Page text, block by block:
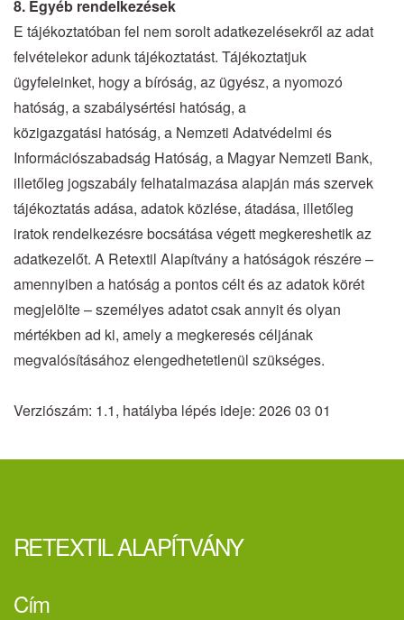
8. Egyéb rendelkezések
E tájékoztatóban fel nem sorolt adatkezelésekről az adat
felvételekor adunk tájékoztatást. Tájékoztatjuk
ügyfeleinket, hogy a bíróság, az ügyész, a nyomozó
hatóság, a szabálysértési hatóság, a
közigazgatási hatóság, a Nemzeti Adatvédelmi és
Információszabadság Hatóság, a Magyar Nemzeti Bank,
illetőleg jogszabály felhatalmazása alapján más szervek
tájékoztatás adása, adatok közlése, átadása, illetőleg
iratok rendelkezésre bocsátása végett megkereshetik az
adatkezelőt. A Retextil Alapítvány a hatóságok részére –
amennyiben a hatóság a pontos célt és az adatok körét
megjelölte – személyes adatot csak annyit és olyan
mértékben ad ki, amely a megkeresés céljának
megvalósításához elengedhetetlenül szükséges.
Verziószám: 1.1, hatályba lépés ideje: 2026 03 01
RETEXTIL ALAPÍTVÁNY
Cím